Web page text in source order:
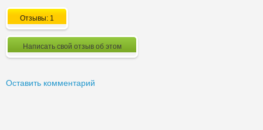
Отзывы: 1
Написать свой отзыв об этом
Оставить комментарий